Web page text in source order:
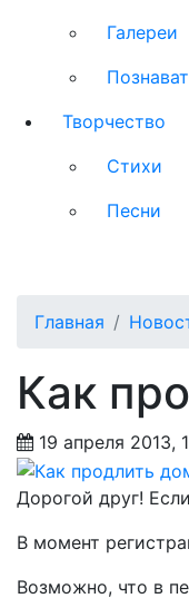
Галереи
Творчество
Стихи
Песни
Главная
Как
19 апреля 2013,
Дорогой друг!
В момент
Возможно, что в